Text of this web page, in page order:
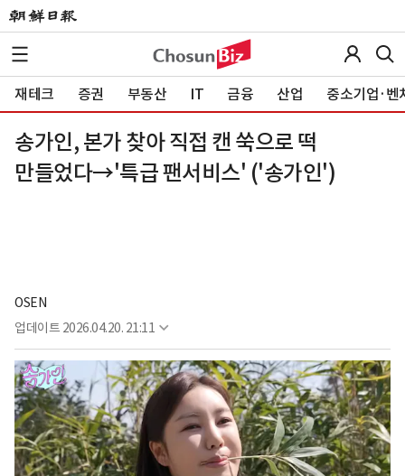
재테크 증권 부동산 IT 금융 산업 중소기업·벤
송가인, 본가 찾아 직접 캔 쑥으로 떡
만들었다→'특급 팬서비스' ('송가인')
OSEN
업데이트 2026.04.20. 21:11